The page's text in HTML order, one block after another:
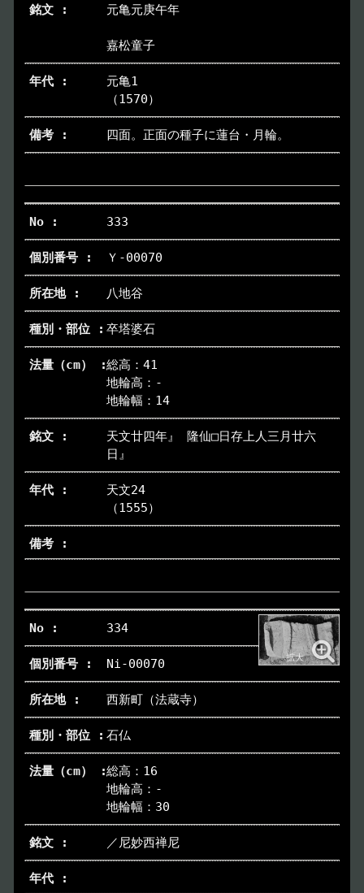
デジタルアーカイブ
その他のご案内 Others
元亀元庚午年
嘉松童子
元亀1
（1570）
四面。正面の種子に蓮台・月輪。
333
Ｙ-00070
八地谷
卒塔婆石
総高：41
地輪高：-
地輪幅：14
天文廿四年』 隆仙□日存上人三月廿六
日』
天文24
（1555）
334
Ni-00070
西新町（法蔵寺）
石仏
総高：16
地輪高：-
地輪幅：30
／尼妙西禅尼